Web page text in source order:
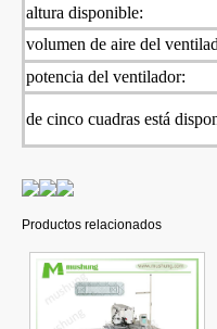
altura disponible:
volumen de aire del
potencia del ventilador:
de cinco cuadras está
Productos relacionados